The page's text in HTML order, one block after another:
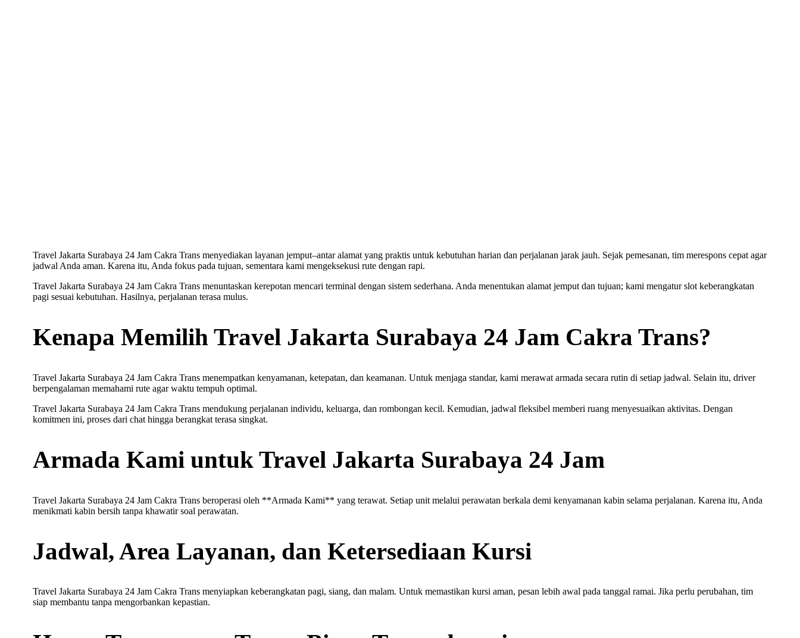
Travel Jakarta Surabaya 24 Jam Cakra Trans menyediakan layanan jemput–antar alamat yang praktis untuk kebutuhan harian dan perjalanan jarak jauh. Sejak pemesanan, tim merespons cepat agar
jadwal Anda aman. Karena itu, Anda fokus pada tujuan, sementara kami mengeksekusi rute dengan rapi.
Travel Jakarta Surabaya 24 Jam Cakra Trans menuntaskan kerepotan mencari terminal dengan sistem sederhana. Anda menentukan alamat jemput dan tujuan; kami mengatur slot keberangkatan
pagi sesuai kebutuhan. Hasilnya, perjalanan terasa mulus.
Kenapa Memilih Travel Jakarta Surabaya 24 Jam Cakra Trans?
Travel Jakarta Surabaya 24 Jam Cakra Trans menempatkan kenyamanan, ketepatan, dan keamanan. Untuk menjaga standar, kami merawat armada secara rutin di setiap jadwal. Selain itu, driver
berpengalaman memahami rute agar waktu tempuh optimal.
Travel Jakarta Surabaya 24 Jam Cakra Trans mendukung perjalanan individu, keluarga, dan rombongan kecil. Kemudian, jadwal fleksibel memberi ruang menyesuaikan aktivitas. Dengan
komitmen ini, proses dari chat hingga berangkat terasa singkat.
Armada Kami untuk Travel Jakarta Surabaya 24 Jam
Travel Jakarta Surabaya 24 Jam Cakra Trans beroperasi oleh **Armada Kami** yang terawat. Setiap unit melalui perawatan berkala demi kenyamanan kabin selama perjalanan. Karena itu, Anda
menikmati kabin bersih tanpa khawatir soal perawatan.
Jadwal, Area Layanan, dan Ketersediaan Kursi
Travel Jakarta Surabaya 24 Jam Cakra Trans menyiapkan keberangkatan pagi, siang, dan malam. Untuk memastikan kursi aman, pesan lebih awal pada tanggal ramai. Jika perlu perubahan, tim
siap membantu tanpa mengorbankan kepastian.